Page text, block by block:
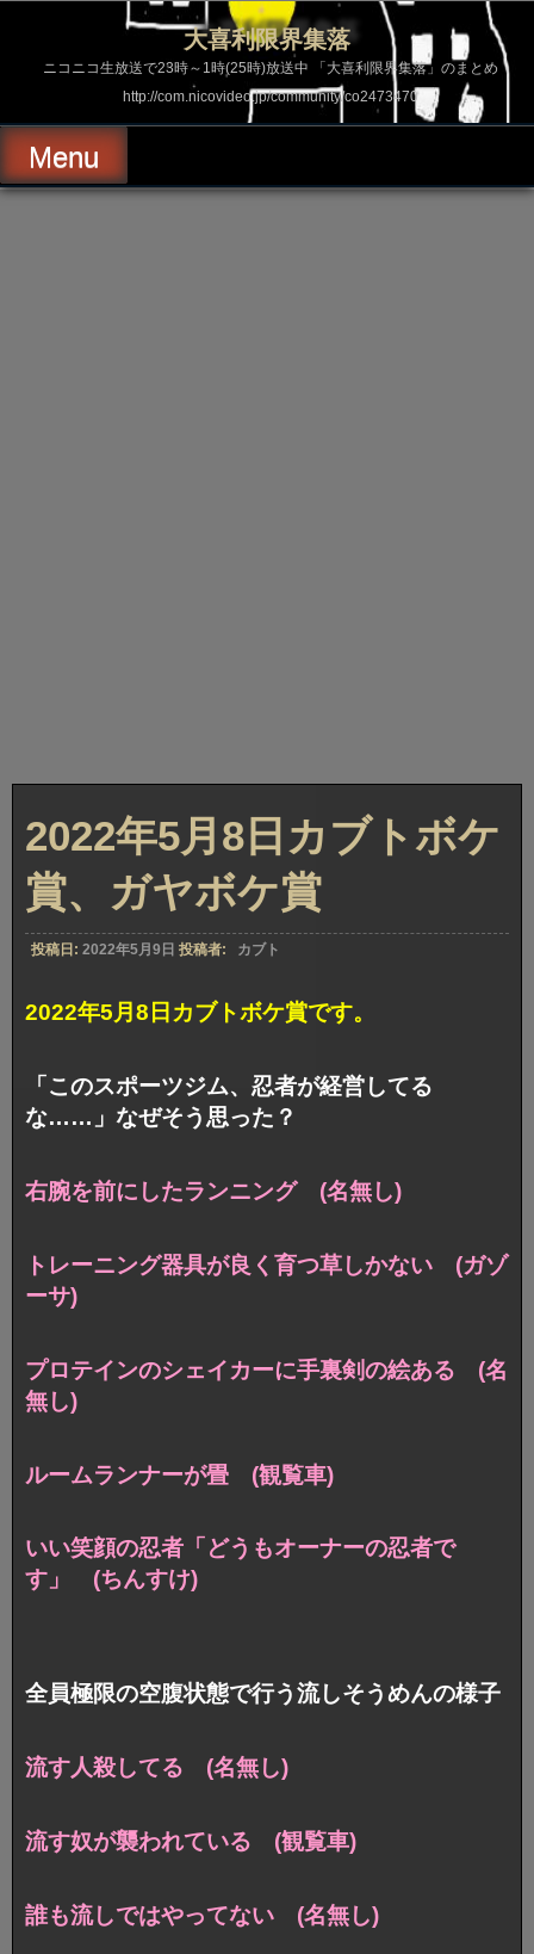
ス
ッ
プ
大喜利限界集落
ニコニコ生放送で23時～1時(25時)放送中 「大喜利限界集落」のまとめ
http://com.nicovideo.jp/community/co2473470
Menu
2022年5月8日カブトボケ
賞、ガヤボケ賞
投稿日: 2022年5月9日 投稿者: カブト
2022年5月8日カブトボケ賞です。
「このスポーツジム、忍者が経営してる
な……」なぜそう思った？
右腕を前にしたランニング (名無し)
トレーニング器具が良く育つ草しかない (ガゾ
ーサ)
プロテインのシェイカーに手裏剣の絵ある (名
無し)
ルームランナーが畳 (観覧車)
いい笑顔の忍者「どうもオーナーの忍者で
す」 (ちんすけ)
全員極限の空腹状態で行う流しそうめんの様子
流す人殺してる (名無し)
流す奴が襲われている (観覧車)
誰も流しではやってない (名無し)